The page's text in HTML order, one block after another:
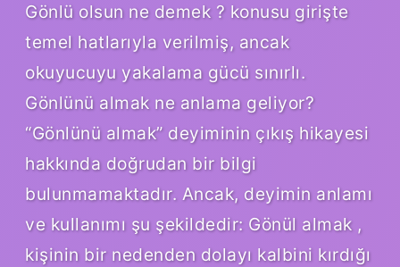
Gönlü olsun ne demek ? konusu girişte
temel hatlarıyla verilmiş, ancak
okuyucuyu yakalama gücü sınırlı.
Gönlünü almak ne anlama geliyor?
“Gönlünü almak” deyiminin çıkış hikayesi
hakkında doğrudan bir bilgi
bulunmamaktadır. Ancak, deyimin anlamı
ve kullanımı şu şekildedir: Gönül almak ,
kişinin bir nedenden dolayı kalbini kırdığı